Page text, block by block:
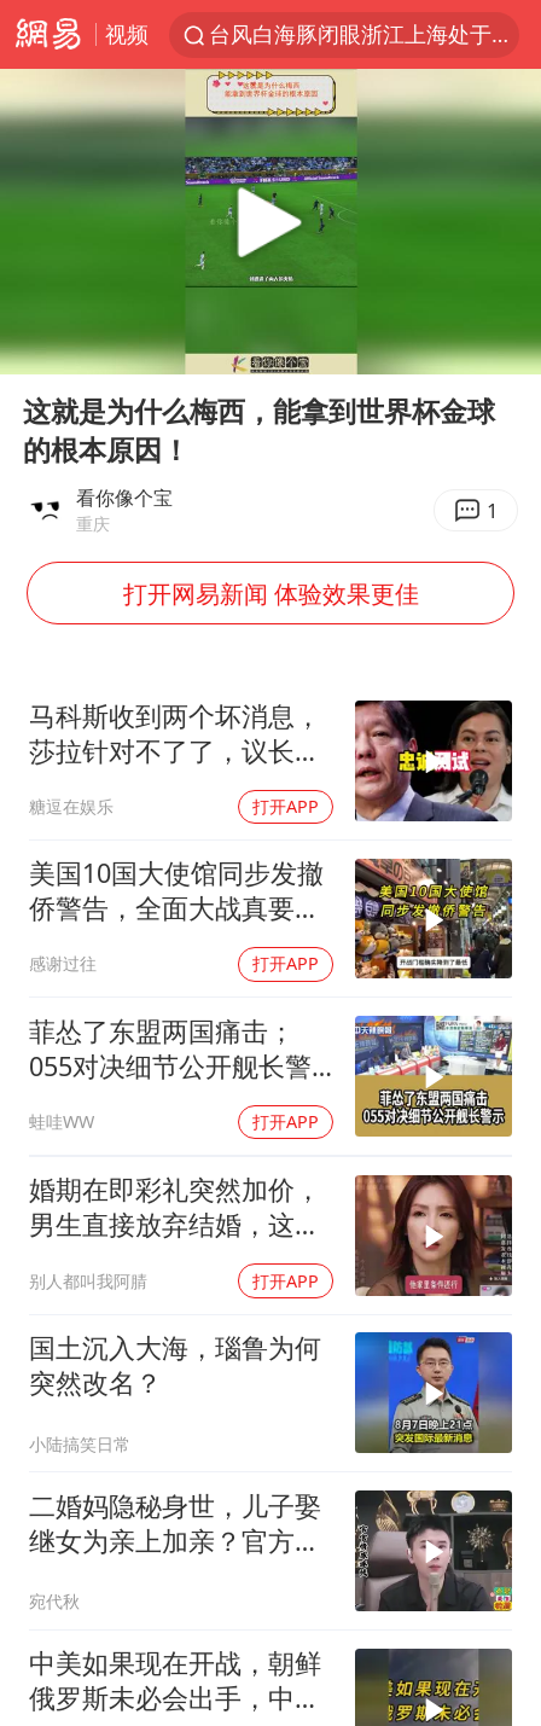
视频
台风白海豚闭眼浙江上海处于危险半圆
香港宏福苑火灾或由烟头引起
浙江金华：市民非必要不外出
白海豚将正面袭击贯穿浙江
浙江台州《告全体市民书》
上半年国内居民出游人次34.63亿
万岁山接盘烂尾恒大文旅城
泰国初中生饮弹自尽前开了26枪
“准2万亿”之城点名支持三所大学
女儿为争财产堵门阻挠父亲出殡
习近平心系体育强国建设
Play
00:00 01:02
这就是为什么梅西，能拿到世界杯金球
的根本原因！
看你像个宝
重庆 1
打开网易新闻 体验效果更佳
马科斯收到两个坏消息，
莎拉针对不了了，议长反
糖逗在娱乐 打开APP
美国10国大使馆同步发撤
侨警告，全面大战真要来
感谢过往 打开APP
菲怂了东盟两国痛击；
055对决细节公开舰长警
示｜帅化民.孙大千.谢寒
冰｜辣晚报20260805
蛙哇WW 打开APP
婚期在即彩礼突然加价，
男生直接放弃结婚，这件
事到底是谁不合理？
别人都叫我阿腈 打开APP
国土沉入大海，瑙鲁为何
突然改名？
小陆搞笑日常
二婚妈隐秘身世，儿子娶
继女为亲上加亲？官方怒
宛代秋
中美如果现在开战，朝鲜
俄罗斯未必会出手，中国